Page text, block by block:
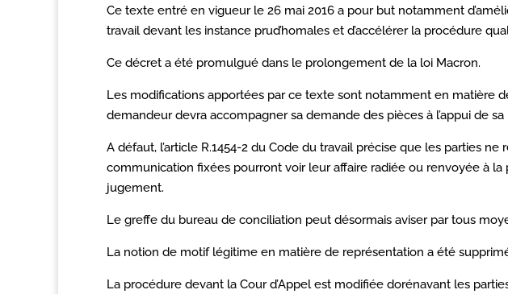
Ce texte entré en vigueur le 26 mai 2016 a pour but notamment
travail devant les instance prud’homales et d’accélérer la procédure
Ce décret a été promulgué dans le prolongement de la loi Macron.
Les modifications apportées par ce texte sont notamment en matière
demandeur devra accompagner sa demande des pièces à l’appui de
A défaut, l’article R.1454-2 du Code du travail précise que les parties
communication fixées pourront voir leur affaire radiée ou renvoyée à
jugement.
Le greffe du bureau de conciliation peut désormais aviser par tous
La notion de motif légitime en matière de représentation a été
La procédure devant la Cour d’Appel est modifiée dorénavant les